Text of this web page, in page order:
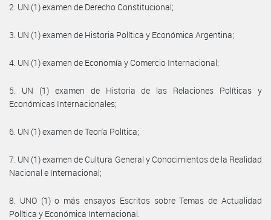
2. UN (1) examen de Derecho Constitucional;
3. UN (1) examen de Historia Política y Económica Argentina;
4. UN (1) examen de Economía y Comercio Internacional;
5. UN (1) examen de Historia de las Relaciones Políticas y
Económicas Internacionales;
6. UN (1) examen de Teoría Política;
7. UN (1) examen de Cultura General y Conocimientos de la Realidad
Nacional e Internacional;
8. UNO (1) o más ensayos Escritos sobre Temas de Actualidad
Política y Económica Internacional.